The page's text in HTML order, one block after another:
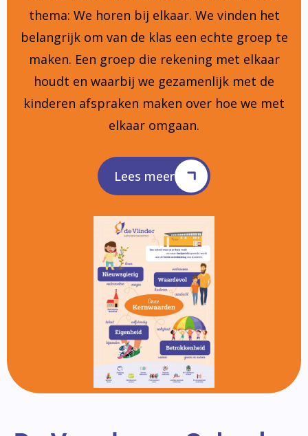
thema: We horen bij elkaar. We vinden het
belangrijk om van de klas een echte groep te
maken. Een groep die rekening met elkaar
houdt en waarbij we gezamenlijk met de
kinderen afspraken maken over hoe we met
elkaar omgaan.
Lees meer